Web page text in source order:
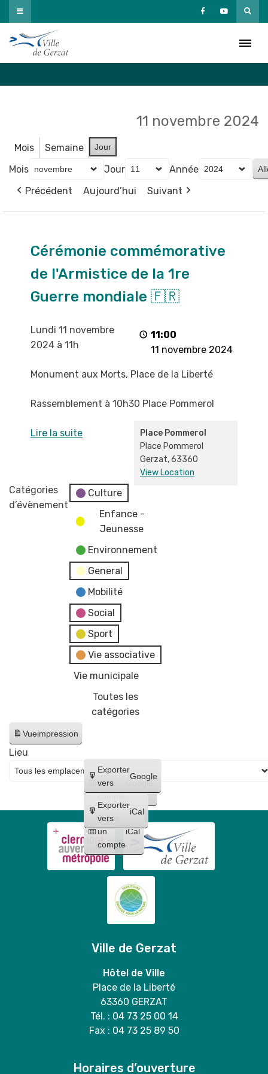
Passer
au
contenu
11 novembre 2024
Mois Semaine Jour
Mois Jour
Année
Précédent
Aujourd’hui Suivant
commémorative
l'Armistice
Guerre
mondiale
Cérémonie commémorative
de l'Armistice de la 1re
Guerre mondiale 🇫🇷
11:00
11 novembre 2024
Lundi 11 novembre
2024 à 11h
Monument aux Morts, Place de la Liberté
Rassemblement à 10h30 Place Pommerol
Place Pommerol
Place Pommerol
Gerzat,63360
View Location
Lire la suite
Catégories
d’évènement
Culture
Enfance -
Jeunesse
Environnement
General
Mobilité
Social
Sport
Vie associative
Vie municipale
Toutes les
catégories
Vueimpression
Créer
un
compte
Google
Créer
un
compte
iCal
Exporter
vers
Google
Exporter
vers
iCal
Lieu
Ville de Gerzat
Hôtel de Ville
Place de la Liberté
63360 GERZAT
Tél. : 04 73 25 00 14
Fax : 04 73 25 89 50
Horaires d’ouverture